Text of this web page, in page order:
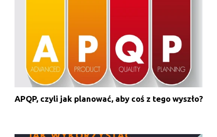
APQP, czyli jak planować, aby coś z tego wyszło?